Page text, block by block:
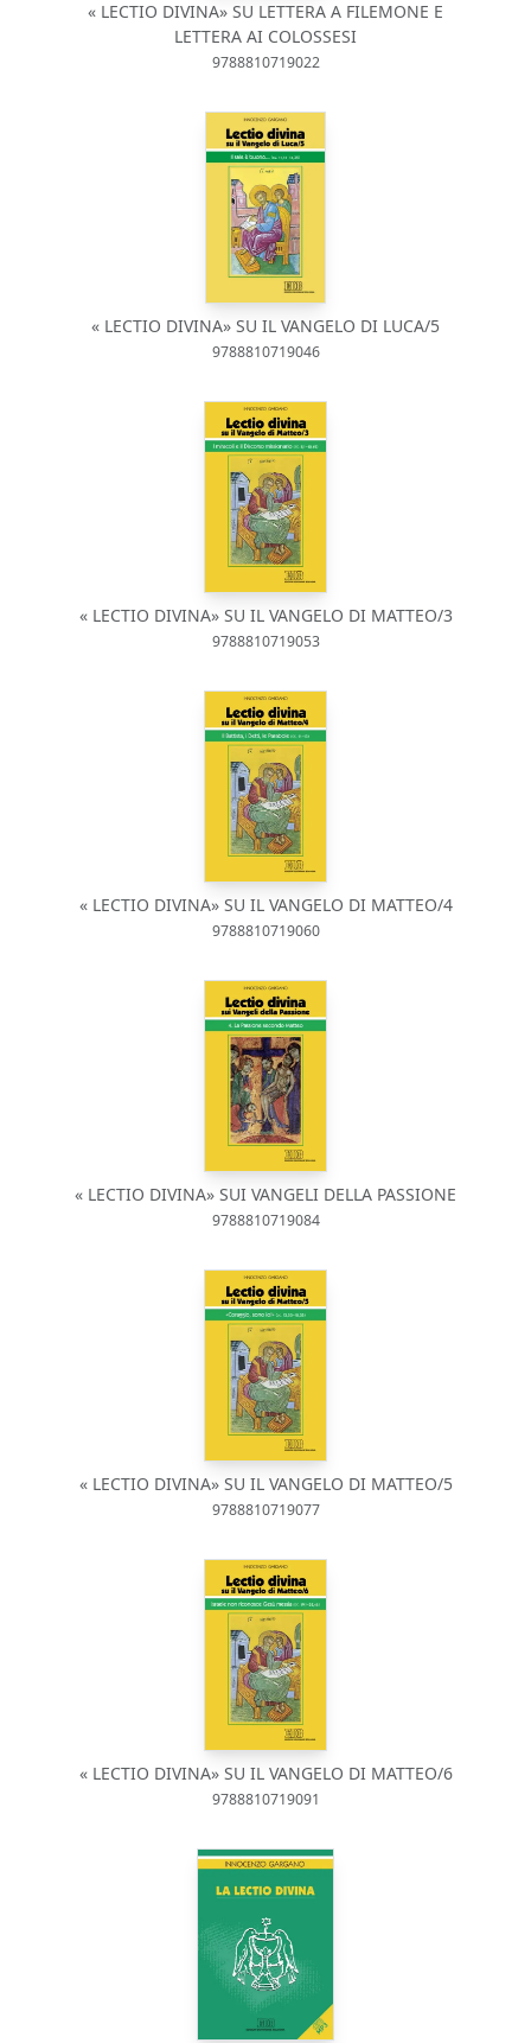
« LECTIO DIVINA» SU LETTERA A FILEMONE E
LETTERA AI COLOSSESI
9788810719022
« LECTIO DIVINA» SU IL VANGELO DI LUCA/5
9788810719046
« LECTIO DIVINA» SU IL VANGELO DI MATTEO/3
9788810719053
« LECTIO DIVINA» SU IL VANGELO DI MATTEO/4
9788810719060
« LECTIO DIVINA» SUI VANGELI DELLA PASSIONE
9788810719084
« LECTIO DIVINA» SU IL VANGELO DI MATTEO/5
9788810719077
« LECTIO DIVINA» SU IL VANGELO DI MATTEO/6
9788810719091